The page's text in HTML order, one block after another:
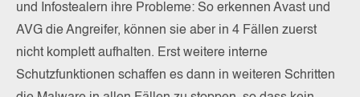
und Infostealern ihre Probleme: So erkennen Avast und
AVG die Angreifer, können sie aber in 4 Fällen zuerst
nicht komplett aufhalten. Erst weitere interne
Schutzfunktionen schaffen es dann in weiteren Schritten